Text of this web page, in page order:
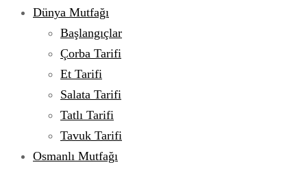
Dünya Mutfağı
Başlangıçlar
Çorba Tarifi
Et Tarifi
Salata Tarifi
Tatlı Tarifi
Tavuk Tarifi
Osmanlı Mutfağı